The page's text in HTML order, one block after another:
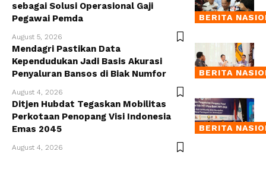
BERITA
sebagai Solusi Operasional Gaji
Pegawai Pemda
August 5, 2026
BERITA
Mendagri Pastikan Data
Kependudukan Jadi Basis Akurasi
Penyaluran Bansos di Biak Numfor
August 4, 2026
BERITA
Ditjen Hubdat Tegaskan Mobilitas
Perkotaan Penopang Visi Indonesia
Emas 2045
August 4, 2026